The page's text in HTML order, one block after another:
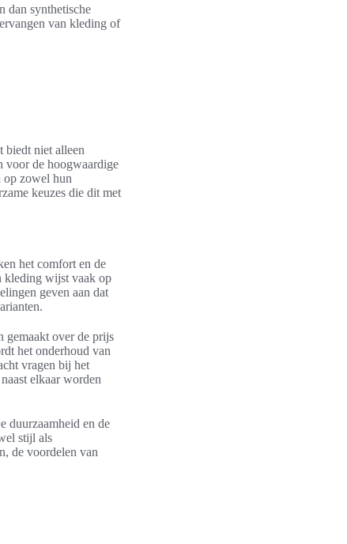
dan synthetische
van kleding of
biedt niet alleen
voor de hoogwaardige
op zowel hun
keuzes die dit met
het comfort en de
kleding wijst vaak op
geven aan dat
gemaakt over de prijs
het onderhoud van
vragen bij het
elkaar worden
duurzaamheid en de
stijl als
de voordelen van